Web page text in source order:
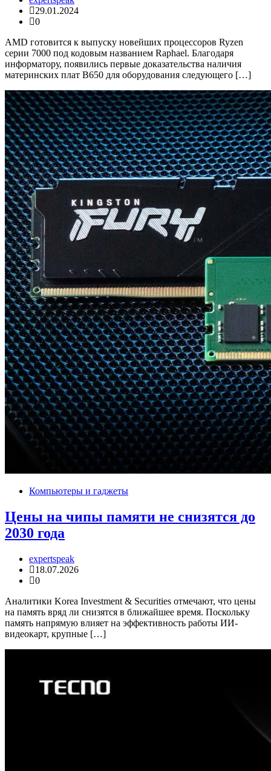
29.01.2024
0
AMD готовится к выпуску новейших процессоров Ryzen
серии 7000 под кодовым названием Raphael. Благодаря
информатору, появились первые доказательства наличия
материнских плат B650 для оборудования следующего […]
Компьютеры и гаджеты
Цены на чипы памяти не снизятся до
2030 года
expertspeak
18.07.2026
0
Аналитики Korea Investment & Securities отмечают, что цены
на память вряд ли снизятся в ближайшее время. Поскольку
память напрямую влияет на эффективность работы ИИ-
видеокарт, крупные […]